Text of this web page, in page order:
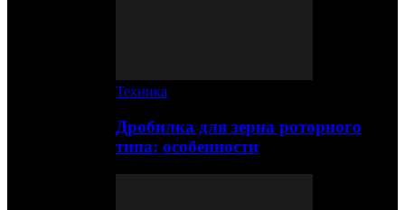
Техника
Дробилка для зерна роторного
типа: особенности